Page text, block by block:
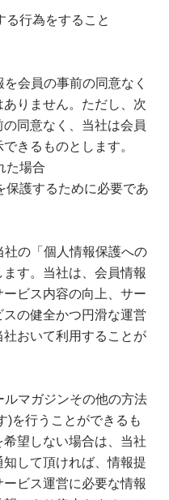
る行為をすること
会員の事前の同意なく
りません。ただし、次
同意なく、当社は会員
きるものとします。
た場合
保護するために必要であ
社の「個人情報保護への
す。当社は、会員情報
ビス内容の向上、サー
の健全かつ円滑な運営
おいて利用することが
マガジンその他の方法
)を行うことができるも
望しない場合は、当社
して頂ければ、情報提
ビス運営に必要な情報